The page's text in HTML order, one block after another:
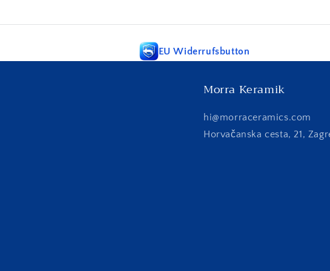
EU Widerrufsbutton
Morra Keramik
hi@morraceramics.com
Horvačanska cesta, 21,